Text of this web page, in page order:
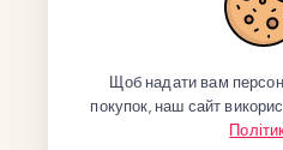
Щоб надати вам
покупок, наш сайт